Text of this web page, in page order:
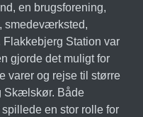
en brugsforening,
smedeværksted,
Station var
gjorde det muligt for
varer og rejse til større
Skælskør. Både
en stor rolle for